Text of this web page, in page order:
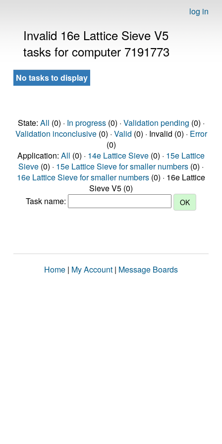
log in
Invalid 16e Lattice Sieve V5
tasks for computer 7191773
No tasks to display
State: All (0) · In progress(0) · Validation pending (0) ·
Validation inconclusive(0) · Valid (0) · Invalid (0) · Error
(0)
Application: All (0) · 14e Lattice Sieve (0) · 15e Lattice
Sieve (0) · 15e Lattice Sieve for smaller numbers (0) ·
16e Lattice Sieve for smaller numbers (0) · 16e Lattice
Sieve V5 (0)
Task name:
Home | My Account | Message Boards